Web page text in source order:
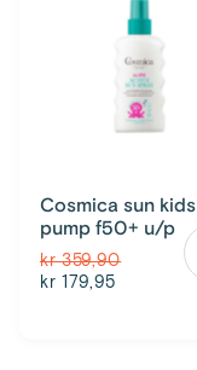
Cosmica sun kids
pump f50+ u/p
kr 359,90
kr 179,95